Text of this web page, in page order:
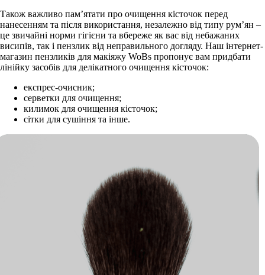
Також важливо пам’ятати про очищення кісточок перед
нанесенням та після використання, незалежно від типу рум’ян –
це звичайні норми гігієни та вбереже як вас від небажаних
висипів, так і пензлик від неправильного догляду. Наш інтернет-
магазин пензликів для макіяжу WoBs пропонує вам придбати
лінійку засобів для делікатного очищення кісточок:
експрес-очисник;
серветки для очищення;
килимок для очищення кісточок;
сітки для сушіння та інше.